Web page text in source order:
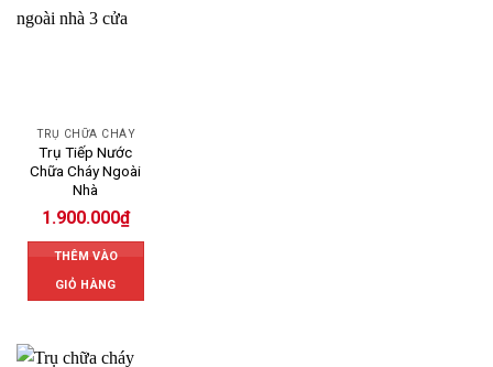
TRỤ CHỮA CHÁY
Trụ Tiếp Nước
Chữa Cháy Ngoài
Nhà
1.900.000₫
THÊM VÀO
GIỎ HÀNG